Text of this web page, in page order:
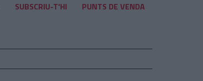
SUBSCRIU-T'HI PUNTS DE VENDA